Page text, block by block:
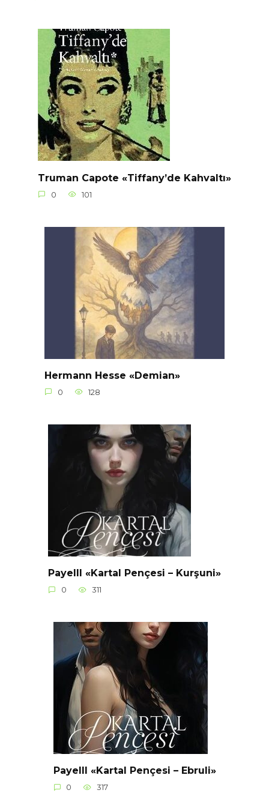
Truman Capote «Tiffany’de Kahvaltı»
0 101
Hermann Hesse «Demian»
0 128
Payelll «Kartal Pençesi – Kurşuni»
0 311
Payelll «Kartal Pençesi – Ebruli»
0 317